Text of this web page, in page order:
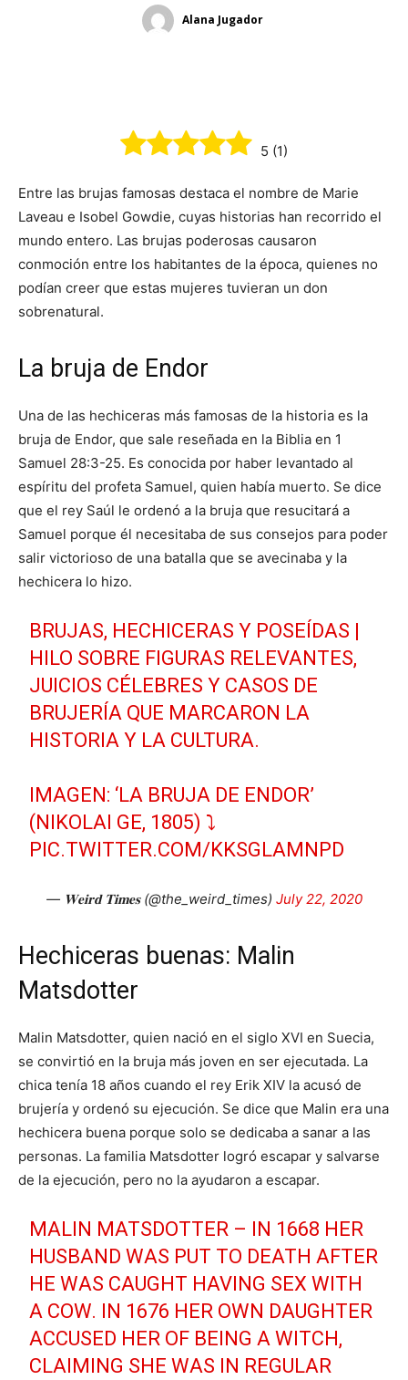
Alana Jugador
5 (1)
Entre las brujas famosas destaca el nombre de Marie
Laveau e Isobel Gowdie, cuyas historias han recorrido el
mundo entero. Las brujas poderosas causaron
conmoción entre los habitantes de la época, quienes no
podían creer que estas mujeres tuvieran un don
sobrenatural.
La bruja de Endor
Una de las hechiceras más famosas de la historia es la
bruja de Endor, que sale reseñada en la Biblia en 1
Samuel 28:3-25. Es conocida por haber levantado al
espíritu del profeta Samuel, quien había muerto. Se dice
que el rey Saúl le ordenó a la bruja que resucitará a
Samuel porque él necesitaba de sus consejos para poder
salir victorioso de una batalla que se avecinaba y la
hechicera lo hizo.
BRUJAS, HECHICERAS Y POSEÍDAS |
HILO SOBRE FIGURAS RELEVANTES,
JUICIOS CÉLEBRES Y CASOS DE
BRUJERÍA QUE MARCARON LA
HISTORIA Y LA CULTURA.
IMAGEN: ‘LA BRUJA DE ENDOR’
(NIKOLAI GE, 1805) ⤵️
PIC.TWITTER.COM/KKSGLAMNPD
— 𝐖𝐞𝐢𝐫𝐝 𝐓𝐢𝐦𝐞𝐬 (@the_weird_times) July 22, 2020
Hechiceras buenas: Malin
Matsdotter
Malin Matsdotter, quien nació en el siglo XVI en Suecia,
se convirtió en la bruja más joven en ser ejecutada. La
chica tenía 18 años cuando el rey Erik XIV la acusó de
brujería y ordenó su ejecución. Se dice que Malin era una
hechicera buena porque solo se dedicaba a sanar a las
personas. La familia Matsdotter logró escapar y salvarse
de la ejecución, pero no la ayudaron a escapar.
MALIN MATSDOTTER – IN 1668 HER
HUSBAND WAS PUT TO DEATH AFTER
HE WAS CAUGHT HAVING SEX WITH
A COW. IN 1676 HER OWN DAUGHTER
ACCUSED HER OF BEING A WITCH,
CLAIMING SHE WAS IN REGULAR